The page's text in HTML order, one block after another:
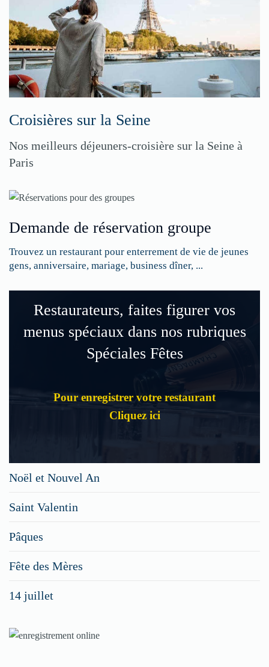
Croisières sur la Seine
Nos meilleurs déjeuners-croisière sur la Seine à
Paris
Demande de réservation groupe
Trouvez un restaurant pour enterrement de vie de jeunes
gens, anniversaire, mariage, business dîner, ...
Restaurateurs, faites figurer vos
menus spéciaux dans nos rubriques
Spéciales Fêtes
Pour enregistrer votre restaurant
Cliquez ici
Noël et Nouvel An
Saint Valentin
Pâques
Fête des Mères
14 juillet